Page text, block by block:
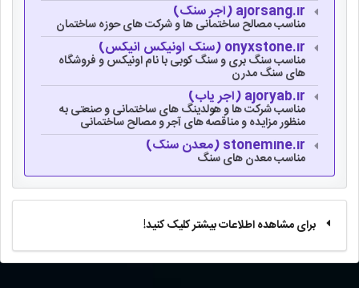
ajorsang.ir (آجر سنگ)
مناسب مصالح ساختمانی ها و شرکت های حوزه ساختمان
onyxstone.ir (سنگ اونیکس انیکس)
مناسب سنگ بری و سنگ کوبی با نام اونیکس و فروشگاه
های سنگ مدرن
ajoryab.ir (آجر یاب)
مناسب شرکت ها و هولدینگ های ساختمانی و صنعتی به
منظور مزایده و مناقصه های آجر و مصالح ساختمانی
stonemine.ir (معدن سنگ)
مناسب معدن های سنگ
برای مشاهده اطلاعات بیشتر کلیک کنید!